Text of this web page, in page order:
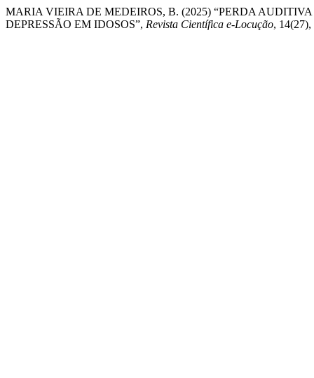
MARIA VIEIRA DE MEDEIROS, B. (2025) “PERDA
DEPRESSÃO EM IDOSOS”, Revista Científica e-Locução,